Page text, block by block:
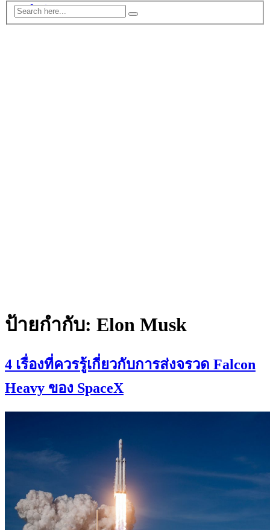
ติดต่อ
ป้ายกำกับ: Elon Musk
4 เรื่องที่ควรรู้เกี่ยวกับการส่งจรวด Falcon
Heavy ของ SpaceX